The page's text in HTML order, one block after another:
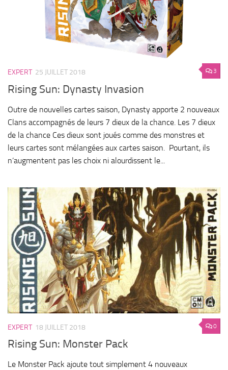
3
EXPERT 25 JUILLET 2018
Rising Sun: Dynasty Invasion
Outre de nouvelles cartes saison, Dynasty apporte 2 nouveaux
Clans accompagnés de leurs 7 dieux de la chance. Les 7 dieux
de la chance Ces dieux sont joués comme des monstres et
leurs cartes sont mélangées aux cartes saison. Pourtant, ils
n’augmentent pas les choix ni alourdissent le...
0
EXPERT 18 JUILLET 2018
Rising Sun: Monster Pack
Le Monster Pack ajoute tout simplement 4 nouveaux